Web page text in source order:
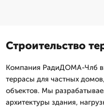
Строительство
Компания РадиДОМА-Члб
террасы для частных
объектов. Мы
архитектуры здания,